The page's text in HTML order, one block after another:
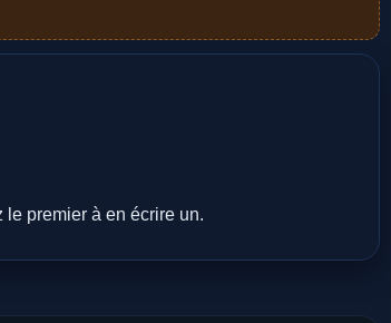
le premier à en écrire un.